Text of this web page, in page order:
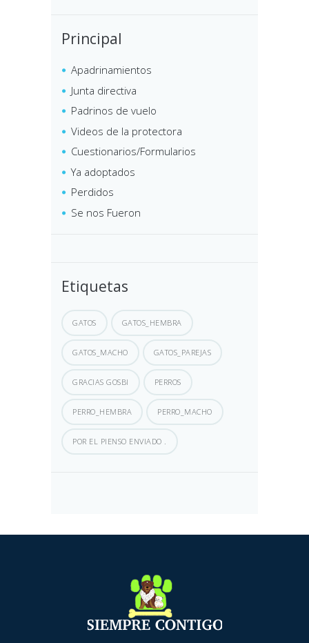
Principal
Apadrinamientos
Junta directiva
Padrinos de vuelo
Videos de la protectora
Cuestionarios/Formularios
Ya adoptados
Perdidos
Se nos Fueron
Etiquetas
GATOS GATOS_HEMBRA
GATOS_MACHO GATOS_PAREJAS
GRACIAS GOSBI PERROS
PERRO_HEMBRA PERRO_MACHO
POR EL PIENSO ENVIADO .